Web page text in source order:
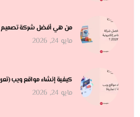
من هي أفضل شركة تصميم
مايو 24, 2026
كيفية إنشاء مواقع ويب
مايو 24, 2026